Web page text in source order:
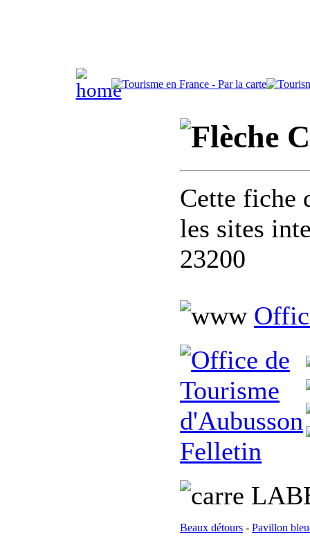
Cette fiche
les sites
23200
L
Beaux détours - Pavillon